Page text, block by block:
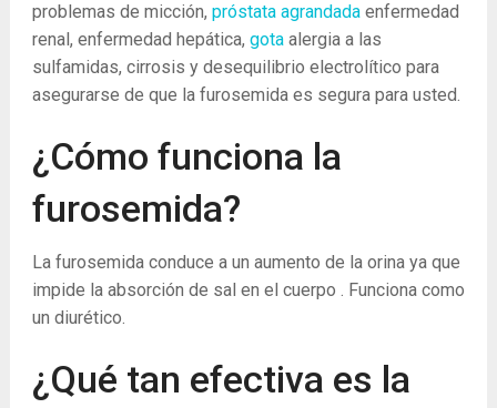
problemas de micción, próstata agrandada enfermedad
renal, enfermedad hepática, gota alergia a las
sulfamidas, cirrosis y desequilibrio electrolítico para
asegurarse de que la furosemida es segura para usted.
¿Cómo funciona la
furosemida?
La furosemida conduce a un aumento de la orina ya que
impide la absorción de sal en el cuerpo . Funciona como
un diurético.
¿Qué tan efectiva es la